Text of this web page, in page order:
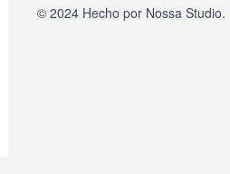
© 2024 Hecho por Nossa Studio.